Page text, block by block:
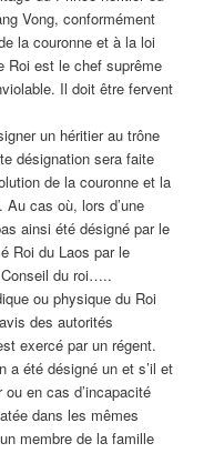
Vong, conformément
la couronne et à la loi
Roi est le chef suprême
Il doit être fervent
un héritier au trône
désignation sera faite
de la couronne et la
cas où, lors d’une
ainsi été désigné par le
Roi du Laos par le
du roi…..
ou physique du Roi
des autorités
exercé par un régent.
a été désigné un et s’il et
en cas d’incapacité
dans les mêmes
membre de la famille